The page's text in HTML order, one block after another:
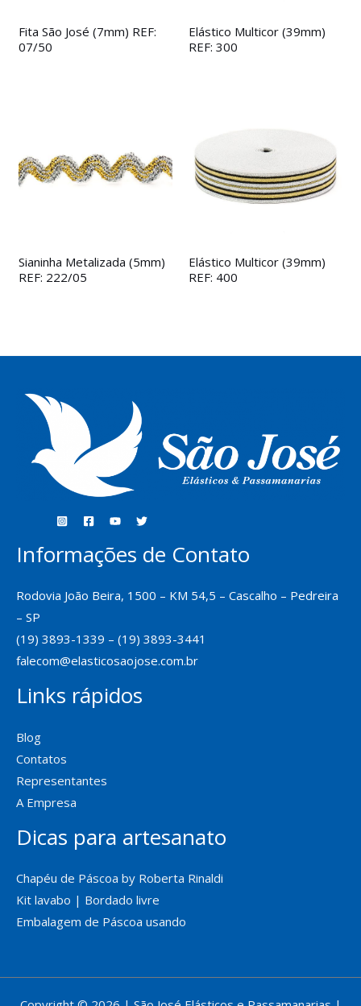
Fita São José (7mm) REF:
07/50
Elástico Multicor (39mm)
REF: 300
Sianinha Metalizada (5mm)
REF: 222/05
Elástico Multicor (39mm)
REF: 400
Informações de Contato
Rodovia João Beira, 1500 – KM 54,5 – Cascalho – Pedreira
– SP
(19) 3893-1339 – (19) 3893-3441
falecom@elasticosaojose.com.br
Links rápidos
Blog
Contatos
Representantes
A Empresa
Dicas para artesanato
Chapéu de Páscoa by Roberta Rinaldi
Kit lavabo | Bordado livre
Embalagem de Páscoa usando